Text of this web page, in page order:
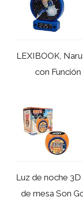
LEXIBOOK,
con
Luz de noche
de mesa Son